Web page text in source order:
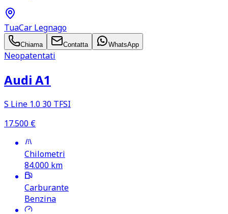
TuaCar Legnago
Chiama Contatta WhatsApp
Neopatentati
Audi A1
S Line 1.0 30 TFSI
17.500 €
Chilometri
84.000 km
Carburante
Benzina